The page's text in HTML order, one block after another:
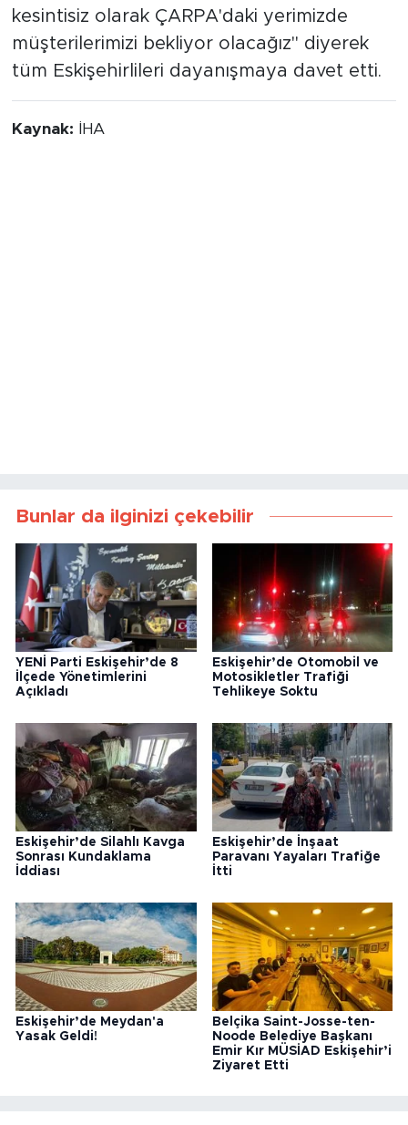
kesintisiz olarak ÇARPA'daki yerimizde
müşterilerimizi bekliyor olacağız" diyerek
tüm Eskişehirlileri dayanışmaya davet etti.
Kaynak: İHA
Bunlar da ilginizi çekebilir
YENİ Parti Eskişehir’de 8
İlçede Yönetimlerini
Açıkladı
Eskişehir’de Otomobil ve
Motosikletler Trafiği
Tehlikeye Soktu
Eskişehir’de Silahlı Kavga
Sonrası Kundaklama
İddiası
Eskişehir’de İnşaat
Paravanı Yayaları Trafiğe
İtti
Eskişehir’de Meydan'a
Yasak Geldi!
Belçika Saint-Josse-ten-
Noode Belediye Başkanı
Emir Kır MÜSİAD Eskişehir’i
Ziyaret Etti